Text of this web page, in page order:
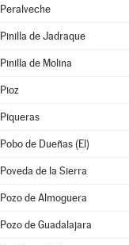
Peralveche
Pinilla de Jadraque
Pinilla de Molina
Pioz
Piqueras
Pobo de Dueñas (El)
Poveda de la Sierra
Pozo de Almoguera
Pozo de Guadalajara